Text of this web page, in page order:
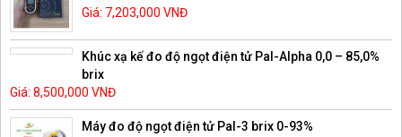
Giá: 7,203,000 VNĐ
Khúc xạ kế đo độ ngọt điện tử Pal-Alpha 0,0 – 85,0%
brix
Giá: 8,500,000 VNĐ
Máy đo độ ngọt điện tử Pal-3 brix 0-93%